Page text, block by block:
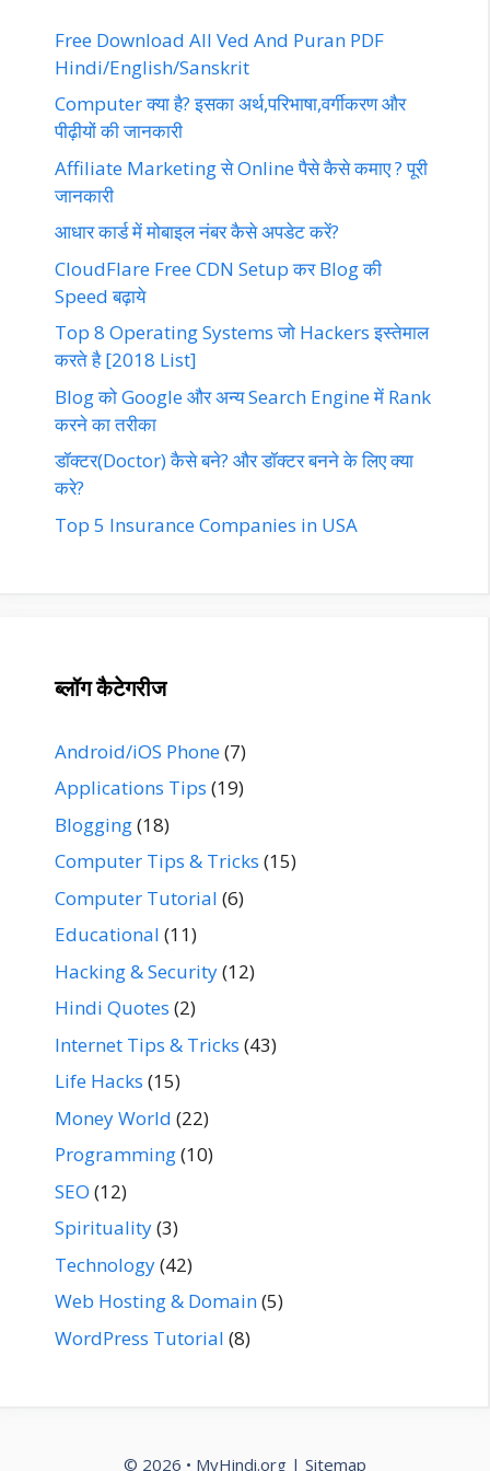
Free Download All Ved And Puran PDF
Hindi/English/Sanskrit
Computer क्या है? इसका अर्थ,परिभाषा,वर्गीकरण और
पीढ़ीयों की जानकारी
Affiliate Marketing से Online पैसे कैसे कमाए ? पूरी
जानकारी
आधार कार्ड में मोबाइल नंबर कैसे अपडेट करें?
CloudFlare Free CDN Setup कर Blog की
Speed बढ़ाये
Top 8 Operating Systems जो Hackers इस्तेमाल
करते है [2018 List]
Blog को Google और अन्य Search Engine में Rank
करने का तरीका
डॉक्टर(Doctor) कैसे बने? और डॉक्टर बनने के लिए क्या
करे?
Top 5 Insurance Companies in USA
ब्लॉग कैटेगरीज
Android/iOS Phone(7)
Applications Tips (19)
Blogging(18)
Computer Tips & Tricks (15)
Computer Tutorial (6)
Educational (11)
Hacking & Security(12)
Hindi Quotes (2)
Internet Tips & Tricks (43)
Life Hacks (15)
Money World (22)
Programming(10)
SEO (12)
Spirituality(3)
Technology(42)
Web Hosting & Domain(5)
WordPress Tutorial (8)
© 2026 • MyHindi.org | Sitemap